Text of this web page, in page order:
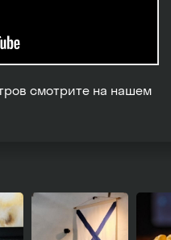
смотрите на нашем